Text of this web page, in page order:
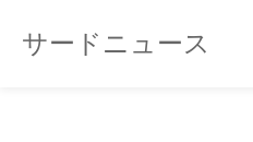
サードニュース